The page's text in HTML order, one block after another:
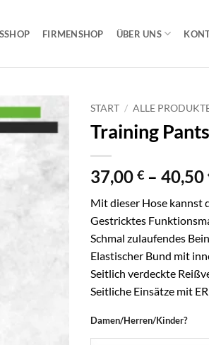
FIRMENSHOP ÜBER UNS
START / ALLE
Training
37,00 € – 40,50
Mit dieser Hose kannst
Gestricktes
Schmal zulaufendes
Elastischer Bund mit
Seitlich verdeckte
Seitliche Einsätze mit
Damen/Herren/Kinder?